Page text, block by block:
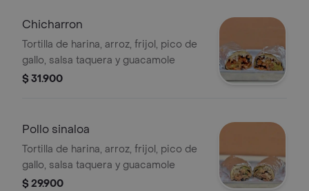
Chicharron
Tortilla de harina, arroz, frijol, pico de
gallo, salsa taquera y guacamole
$ 31.900
Pollo sinaloa
Tortilla de harina, arroz, frijol, pico de
gallo, salsa taquera y guacamole
$ 29.900